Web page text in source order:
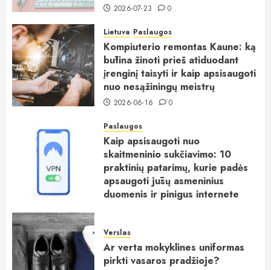
2026-07-23 0
Lietuva Paslaugos
Kompiuterio remontas Kaune: ką
būtina žinoti prieš atiduodant
įrenginį taisyti ir kaip apsisaugoti
nuo nesąžiningų meistrų
2026-06-16 0
Paslaugos
Kaip apsisaugoti nuo
skaitmeninio sukčiavimo: 10
praktinių patarimų, kurie padės
apsaugoti jūsų asmeninius
duomenis ir pinigus internete
Verslas
Ar verta mokyklines uniformas
pirkti vasaros pradžioje?